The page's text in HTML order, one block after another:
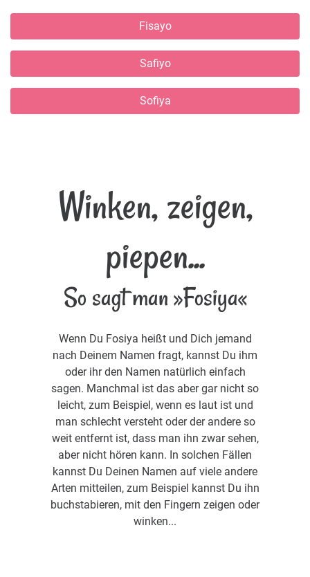
Fisayo
Safiyo
Sofiya
Winken, zeigen,
piepen...
So sagt man »Fosiya«
Wenn Du Fosiya heißt und Dich jemand
nach Deinem Namen fragt, kannst Du ihm
oder ihr den Namen natürlich einfach
sagen. Manchmal ist das aber gar nicht so
leicht, zum Beispiel, wenn es laut ist und
man schlecht versteht oder der andere so
weit entfernt ist, dass man ihn zwar sehen,
aber nicht hören kann. In solchen Fällen
kannst Du Deinen Namen auf viele andere
Arten mitteilen, zum Beispiel kannst Du ihn
buchstabieren, mit den Fingern zeigen oder
winken...